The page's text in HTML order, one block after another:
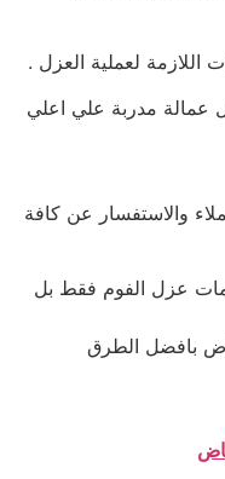
عمالة مدربة علي اعلي
والاستفسار عن كافة
عزل الفوم فقط بل
بافضل الطرق